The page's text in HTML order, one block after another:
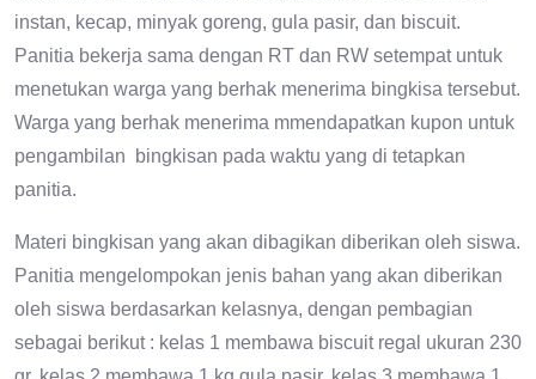
instan, kecap, minyak goreng, gula pasir, dan biscuit.
Panitia bekerja sama dengan RT dan RW setempat untuk
menetukan warga yang berhak menerima bingkisa tersebut.
Warga yang berhak menerima mmendapatkan kupon untuk
pengambilan bingkisan pada waktu yang di tetapkan
panitia.
Materi bingkisan yang akan dibagikan diberikan oleh siswa.
Panitia mengelompokan jenis bahan yang akan diberikan
oleh siswa berdasarkan kelasnya, dengan pembagian
sebagai berikut : kelas 1 membawa biscuit regal ukuran 230